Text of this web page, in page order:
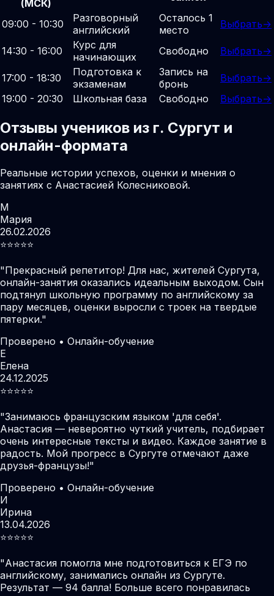
(МСК)
09:00 - 10:30
Разговорный
английский
Осталось 1
место
Выбрать→
14:30 - 16:00
Курс для
начинающих
Свободно Выбрать→
17:00 - 18:30
Подготовка к
экзаменам
Запись на
бронь
Выбрать→
19:00 - 20:30
Школьная база Свободно Выбрать→
Отзывы учеников из г. Сургут и
онлайн-формата
Реальные истории успехов, оценки и мнения о
занятиях с Анастасией Колесниковой.
М
Мария
26.02.2026
⭐️⭐️⭐️⭐️⭐️
"Прекрасный репетитор! Для нас, жителей Сургута,
онлайн-занятия оказались идеальным выходом. Сын
подтянул школьную программу по английскому за
пару месяцев, оценки выросли с троек на твердые
пятерки."
Проверено • Онлайн-обучение
Е
Елена
24.12.2025
⭐️⭐️⭐️⭐️⭐️
"Занимаюсь французским языком 'для себя'.
Анастасия — невероятно чуткий учитель, подбирает
очень интересные тексты и видео. Каждое занятие в
радость. Мой прогресс в Сургуте отмечают даже
друзья-французы!"
Проверено • Онлайн-обучение
И
Ирина
13.04.2026
⭐️⭐️⭐️⭐️⭐️
"Анастасия помогла мне подготовиться к ЕГЭ по
английскому, занимались онлайн из Сургуте.
Результат — 94 балла! Больше всего понравилась